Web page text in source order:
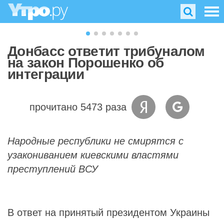
Донбасс ответит трибуналом
на закон Порошенко об
интеграции
прочитано 5473 раза
Народные республики не смирятся с
узакониванием киевскими властями
преступлений ВСУ
В ответ на принятый президентом Украины